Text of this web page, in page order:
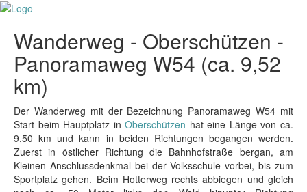
Wanderweg - Oberschützen -
Panoramaweg W54 (ca. 9,52
km)
Der Wanderweg mit der Bezeichnung Panoramaweg W54 mit
Start beim Hauptplatz inOberschützen hat eine Länge von ca.
9,50 km und kann in beiden Richtungen begangen werden.
Zuerst in östlicher Richtung die Bahnhofstraße bergan, am
Kleinen Anschlussdenkmal bei der Volksschule vorbei, bis zum
Sportplatz gehen. Beim Hotterweg rechts abbiegen und gleich